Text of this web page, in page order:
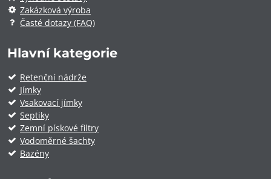
Zakázková výroba
Časté dotazy (FAQ)
Hlavní kategorie
Retenční nádrže
Jímky
Vsakovací jímky
Septiky
Zemní pískové filtry
Vodoměrné šachty
Bazény